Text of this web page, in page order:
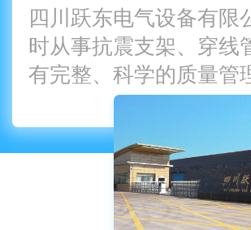
四川跃东电气设备有
时从事抗震支架、穿线
有完整、科学的质量管
备有限公司的诚信、
认可。四川跃东电气设
发、设计、制造、安装
别注重产品质量、安
司产品具…